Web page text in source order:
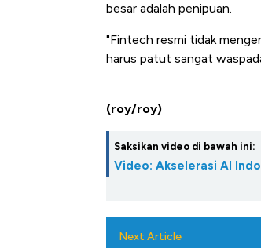
besar adalah penipuan.
"Fintech resmi tidak
harus patut sangat
(roy/roy)
Saksikan video di bawah ini:
Video: Akselerasi AI
Next Article